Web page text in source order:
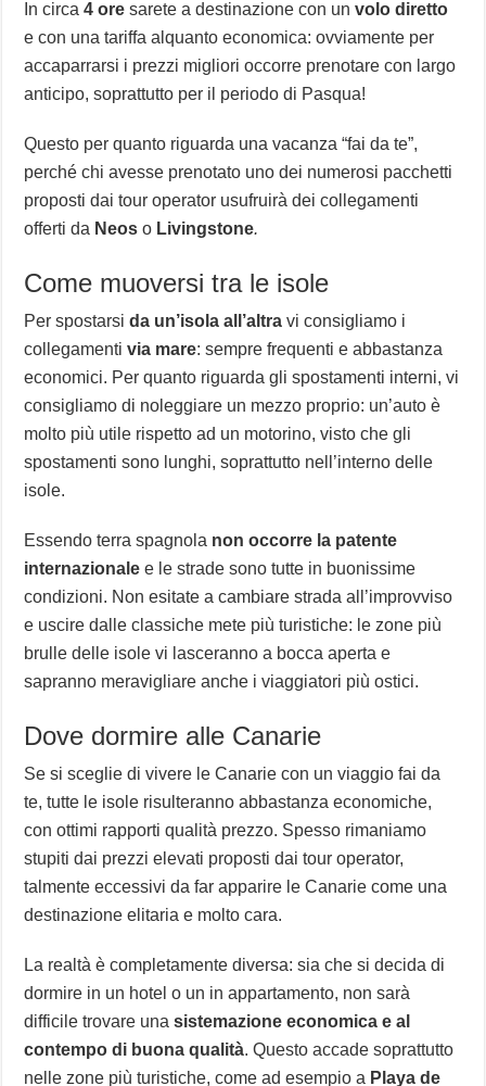
In circa4 oresarete a destinazione con un volo diretto
e con una tariffa alquanto economica: ovviamente per
accaparrarsi i prezzi migliori occorre prenotare con largo
anticipo, soprattutto per il periodo di Pasqua!
Questo per quanto riguarda una vacanza “fai da te”,
perché chi avesse prenotato uno dei numerosi pacchetti
proposti dai tour operator usufruirà dei collegamenti
offerti da Neoso Livingstone.
Come muoversi tra le isole
Per spostarsida un’isola all’altra vi consigliamo i
collegamentivia mare: sempre frequenti e abbastanza
economici. Per quanto riguarda gli spostamenti interni, vi
consigliamo di noleggiare un mezzo proprio: un’auto è
molto più utile rispetto ad un motorino, visto che gli
spostamenti sono lunghi, soprattutto nell’interno delle
isole.
Essendo terra spagnola non occorre la patente
internazionale e le strade sono tutte in buonissime
condizioni. Non esitate a cambiare strada all’improvviso
e uscire dalle classiche mete più turistiche: le zone più
brulle delle isole vi lasceranno a bocca aperta e
sapranno meravigliare anche i viaggiatori più ostici.
Dove dormire alle Canarie
Se si sceglie di vivere le Canarie con un viaggio fai da
te, tutte le isole risulteranno abbastanza economiche,
con ottimi rapporti qualità prezzo. Spesso rimaniamo
stupiti dai prezzi elevati proposti dai tour operator,
talmente eccessivi da far apparire le Canarie come una
destinazione elitaria e molto cara.
La realtà è completamente diversa: sia che si decida di
dormire in un hotel o un in appartamento, non sarà
difficile trovare unasistemazione economica e al
contempo di buona qualità. Questo accade soprattutto
nelle zone più turistiche, come ad esempio a Playa de